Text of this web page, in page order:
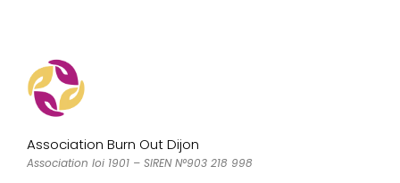
Association Burn Out Dijon
Association loi 1901 – SIREN N°903 218 998